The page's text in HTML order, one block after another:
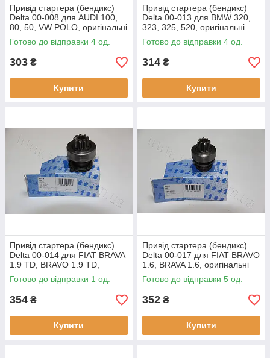
Привід стартера (бендикс)
Delta 00-008 для AUDI 100,
80, 50, VW POLO, оригінальні
номери: 85540651, 3099,
132186
Готово до відправки 4 од.
303 ₴
Купити
Привід стартера (бендикс)
Delta 00-013 для BMW 320,
323, 325, 520, оригінальні
номери: 85541050, 2090,
139900
Готово до відправки 4 од.
314 ₴
Купити
Привід стартера (бендикс)
Delta 00-014 для FIAT BRAVA
1.9 TD, BRAVO 1.9 TD,
оригінальні номери:
85541160, 9947748, 2054,
Готово до відправки 1 од.
354 ₴
Купити
Привід стартера (бендикс)
Delta 00-017 для FIAT BRAVO
1.6, BRAVA 1.6, оригінальні
номери: 85541280, 2074,
139655
Готово до відправки 5 од.
352 ₴
Купити